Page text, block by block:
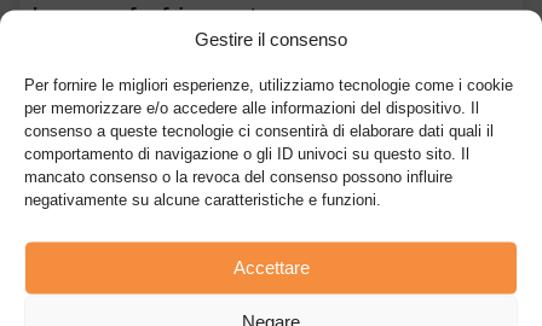
Gestire il consenso
Per fornire le migliori esperienze, utilizziamo tecnologie come i cookie
per memorizzare e/o accedere alle informazioni del dispositivo. Il
consenso a queste tecnologie ci consentirà di elaborare dati quali il
comportamento di navigazione o gli ID univoci su questo sito. Il
mancato consenso o la revoca del consenso possono influire
negativamente su alcune caratteristiche e funzioni.
Accettare
Negare
La proof of importance
Mentre Bitcoin e molte altre monete utilizzano Proof of Workcome
meccanismo di consenso ed un altro gruppo di monete ha
Proof of Stake
come algoritmo, la blockchain di NEM utilizza
un algoritmo unico noto come Proof-of-Importance per ottenere il
consenso e convalidare l’operatività della relativa blockchain.
assegnando un punteggio di importanza a ciascun nodo, che
determina la frequenza con cui quel nodo può raccogliere (che è
una rete decentralizzata